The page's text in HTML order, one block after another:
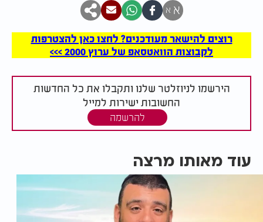
א א
רוצים להישאר מעודכנים? לחצו כאן להצטרפות
לקבוצות הוואטסאפ של ערוץ 2000 >>>
הירשמו לניוזלטר שלנו ותקבלו את כל החדשות
החשובות ישירות למייל
להרשמה
עוד מאותו מרצה